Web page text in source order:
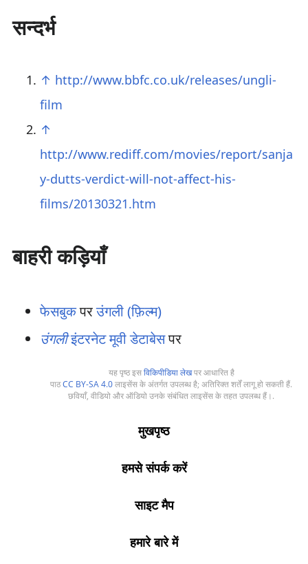
सन्दर्भ
↑ http://www.bbfc.co.uk/releases/ungli-
film
↑
http://www.rediff.com/movies/report/sanja
y-dutts-verdict-will-not-affect-his-
films/20130321.htm
बाहरी कड़ियाँ
फेसबुकपरउंगली (फ़िल्म)
उंगलीइंटरनेट मूवी डेटाबेसपर
यह पृष्ठ इसविकिपीडिया लेखपर आधारित है
पाठCC BY-SA 4.0लाइसेंस के अंतर्गत उपलब्ध है; अतिरिक्त शर्तें लागू हो सकती हैं.
छवियाँ, वीडियो और ऑडियो उनके संबंधित लाइसेंस के तहत उपलब्ध हैं।.
मुखपृष्ठ
हमसे संपर्क करें
साइट मैप
हमारे बारे में